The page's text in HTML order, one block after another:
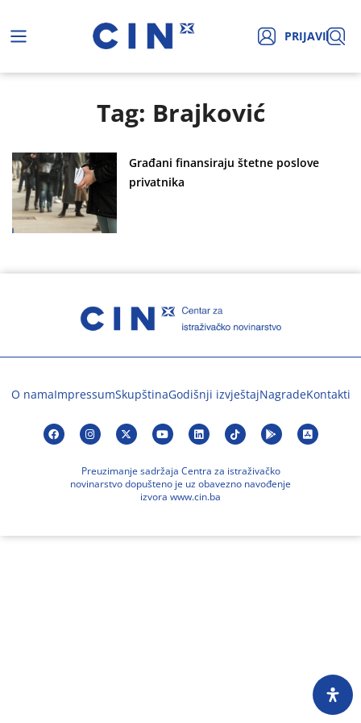
PRIJAVI
Tag: Brajković
Građani finansiraju štetne poslove
privatnika
O namaImpressumSkupštinaGodišnji izvještajNagradeKontakti
Preuzimanje sadržaja Centra za istraživačko
novinarstvo dopušteno je uz obavezno navođenje
izvora www.cin.ba